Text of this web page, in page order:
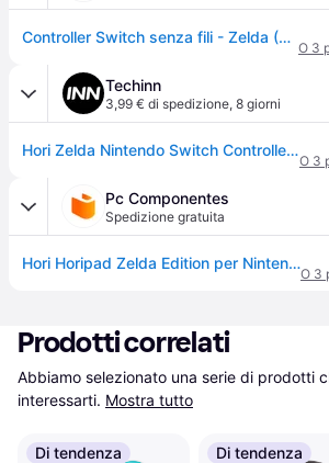
Controller Switch senza fili - Zelda (USB-C)
O 3
Techinn
3,99 € di spedizione, 8 giorni
Hori Zelda Nintendo Switch Controller Nero
O 3
Pc Componentes
Spedizione gratuita
Hori Horipad Zelda Edition per Nintendo Switch
O 3
Prodotti correlati
Abbiamo selezionato una serie di prodotti
interessarti. Mostra tutto
Di tendenza Di tendenza